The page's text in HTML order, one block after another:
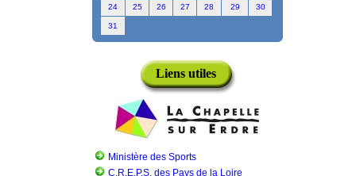
24 25 26 27 28 29 30
31
Liens utiles
Ministère des Sports
C.R.E.P.S. des Pays de la Loire